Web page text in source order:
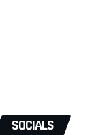
SOCIALS